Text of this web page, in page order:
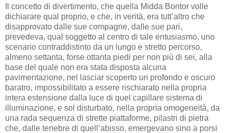
Il concetto di divertimento, che quella Midda Bontor volle
dichiarare qual proprio, e che, in verità, era tutt’altro che
disapprovato dalle sue compagne, dalle sue pari,
prevedeva, qual soggetto al centro di tale entusiasmo, uno
scenario contraddistinto da un lungo e stretto percorso,
almeno settanta, forse ottanta piedi per non più di sei, alla
base del quale non era stata disposta alcuna
pavimentazione, nel lasciar scoperto un profondo e oscuro
baratro, impossibilitato a essere rischiarato nella propria
intera estensione dalla luce di quel capillare sistema di
illuminazione, e sol disturbato, nella propria omogeneità, da
una rada sequenza di strette piattaforme, pilastri di pietra
che, dalle tenebre di quell’abisso, emergevano sino a porsi